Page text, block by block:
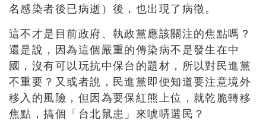
名感染者後已病逝）後，也出現了病徵。
這不才是目前政府、執政黨應該關注的焦點嗎？
還是說，因為這個嚴重的傳染病不是發生在中
國，沒有可以玩抗中保台的題材，所以對民進黨
不重要？又或者說，民進黨即便知道要注意境外
移入的風險，但因為要保紅熊上位，就乾脆轉移
焦點，搞個「台北鼠患」來唬哢選民？